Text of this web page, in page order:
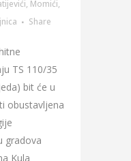
, Momići,
Share
TS 110/35
bit će u
obustavljena
gradova
Kula